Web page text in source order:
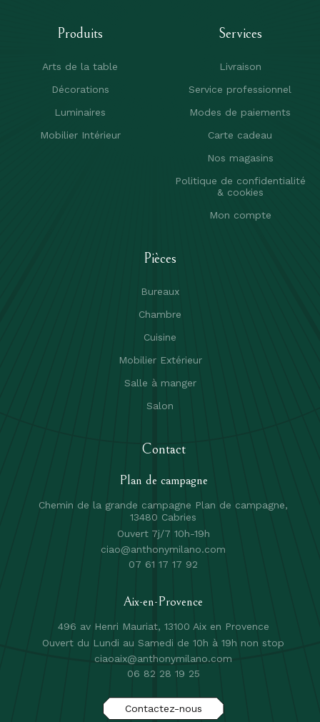
Produits
Arts de la table
Décorations
Luminaires
Mobilier Intérieur
Services
Livraison
Service professionnel
Modes de paiements
Carte cadeau
Nos magasins
Politique de confidentialité
& cookies
Mon compte
Pièces
Bureaux
Chambre
Cuisine
Mobilier Extérieur
Salle à manger
Salon
Contact
Plan de campagne
Chemin de la grande campagne Plan de campagne,
13480 Cabries
Ouvert 7j/7 10h-19h
ciao@anthonymilano.com
07 61 17 17 92
Aix-en-Provence
496 av Henri Mauriat, 13100 Aix en Provence
Ouvert du Lundi au Samedi de 10h à 19h non stop
ciaoaix@anthonymilano.com
06 82 28 19 25
Contactez-nous